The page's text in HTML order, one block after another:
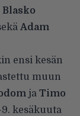
Blasko
Adam
ensi kesän
muun
ja Timo
kesäkuuta